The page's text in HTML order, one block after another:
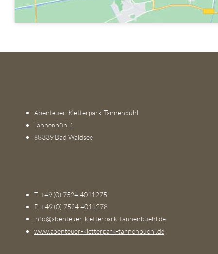
Abenteuer-Kletterpark-Tannenbühl
Tannenbühl 2
88339 Bad Waldsee
T: +49 (0) 7524 4011275
F: +49 (0) 7524 4011278
info@abenteuer-kletterpark-tannenbuehl.de
www.abenteuer-kletterpark-tannenbuehl.de